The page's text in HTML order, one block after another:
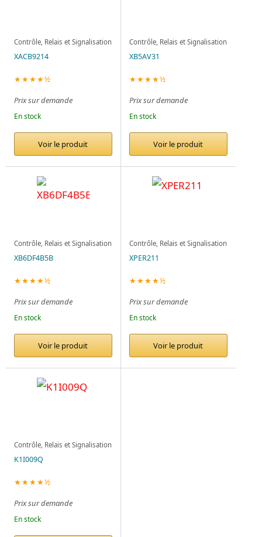
Contrôle, Relais et Signalisation
XACB9214
★★★★½
Prix sur demande
En stock
Voir le produit
Contrôle, Relais et Signalisation
XB5AV31
★★★★½
Prix sur demande
En stock
Voir le produit
Contrôle, Relais et Signalisation
XB6DF4B5B
★★★★½
Prix sur demande
En stock
Voir le produit
Contrôle, Relais et Signalisation
XPER211
★★★★½
Prix sur demande
En stock
Voir le produit
Contrôle, Relais et Signalisation
K1I009Q
★★★★½
Prix sur demande
En stock